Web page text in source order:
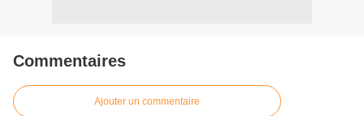
Commentaires
Ajouter un commentaire